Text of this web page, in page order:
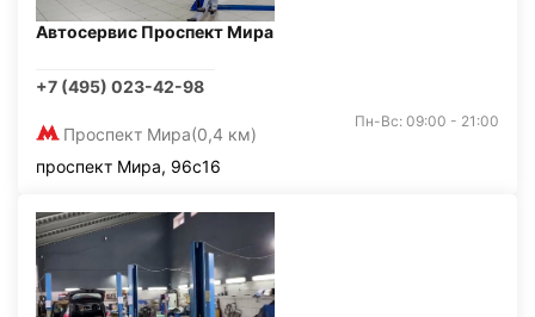
Автосервис Проспект Мира
+7 (495) 023-42-98
Проспект Мира(0,4 км)
Пн-Вс: 09:00 - 21:00
проспект Мира, 96с16